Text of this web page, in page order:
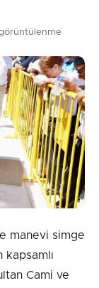
manevi simge
kapsamlı
Cami ve